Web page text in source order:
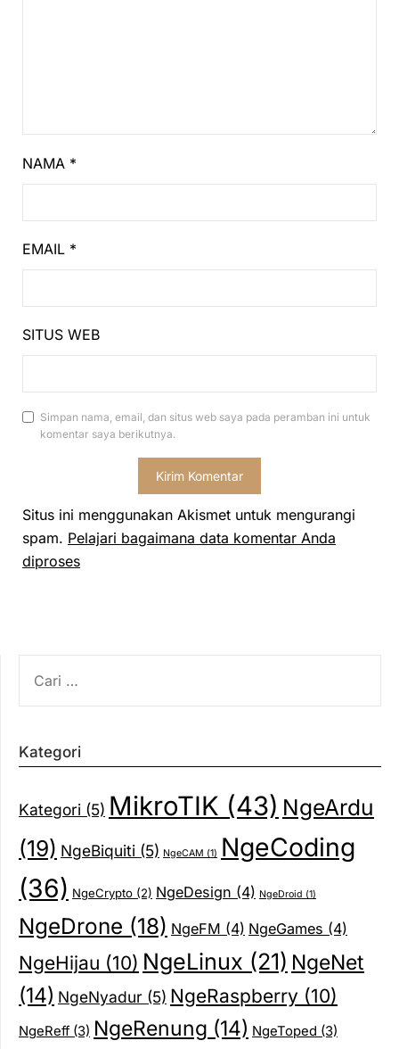
NAMA *
EMAIL *
SITUS WEB
Simpan nama, email, dan situs web saya pada peramban ini untuk
komentar saya berikutnya.
Situs ini menggunakan Akismet untuk mengurangi
spam. Pelajari bagaimana data komentar Anda
diproses
UNTUK:
Kategori
Kategori (5) MikroTIK (43) NgeArdu
(19) NgeBiquiti (5) NgeCAM (1) NgeCoding
(36) NgeCrypto (2) NgeDesign (4) NgeDroid (1)
NgeDrone (18) NgeFM (4) NgeGames (4)
NgeHijau (10) NgeLinux (21) NgeNet
(14) NgeNyadur (5) NgeRaspberry (10)
NgeReff (3) NgeRenung (14) NgeToped (3)